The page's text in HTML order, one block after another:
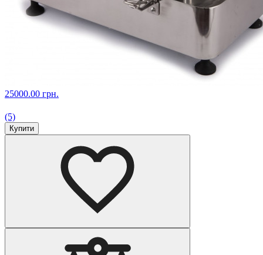
25000.00 грн.
(5)
Купити